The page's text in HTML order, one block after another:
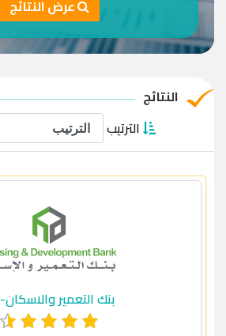
النتائج
الترتيب
بنك التعمير والاسكان-HD